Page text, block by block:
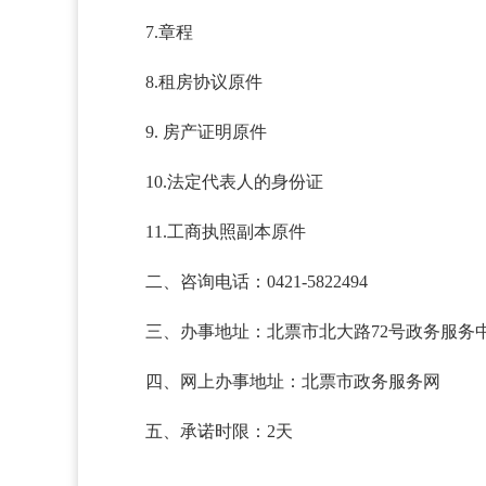
7.章程
8.租房协议原件
9. 房产证明原件
10.法定代表人的身份证
11.工商执照副本原件
二、咨询电话：0421-5822494
三、办事地址：北票市北大路72号政务服务
四、网上办事地址：北票市政务服务网
五、承诺时限：2天